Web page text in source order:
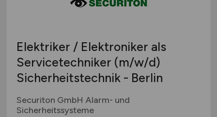
Elektriker / Elektroniker als
Servicetechniker (m/w/d)
Sicherheitstechnik - Berlin
Securiton GmbH Alarm- und
Sicherheitssysteme